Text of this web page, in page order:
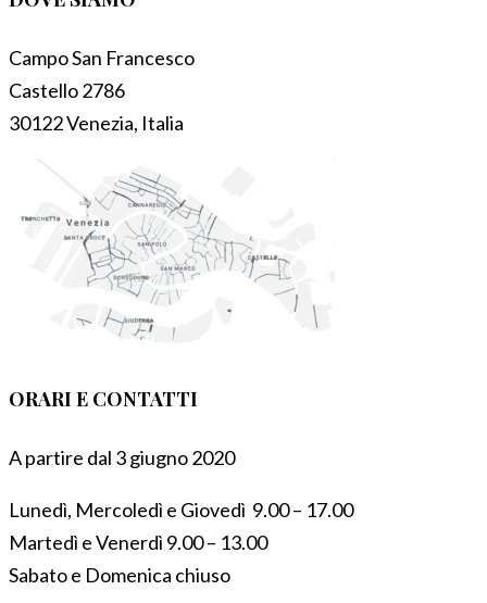
Campo San Francesco
Castello 2786
30122 Venezia, Italia
ORARI E CONTATTI
A partire dal 3 giugno 2020
Lunedì, Mercoledì e Giovedì 9.00 – 17.00
Martedì e Venerdì 9.00 – 13.00
Sabato e Domenica chiuso